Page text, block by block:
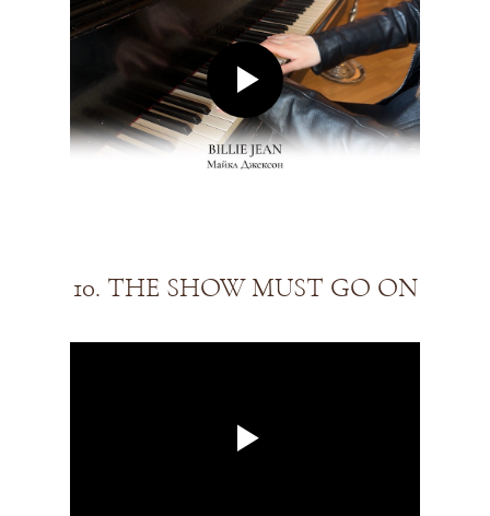
10. THE SHOW MUST GO ON